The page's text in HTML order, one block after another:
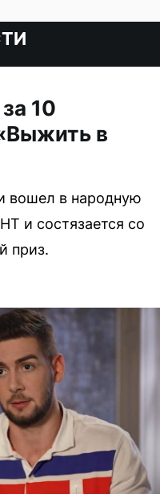
10
в
вошел в народную
и состязается со
приз.